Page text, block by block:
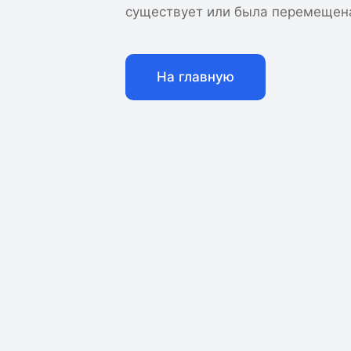
существует или была
На главную